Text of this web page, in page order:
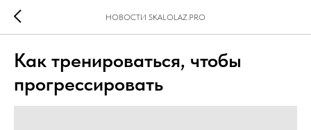
НОВОСТИ SKALOLAZ.PRO
Как тренироваться, чтобы
прогрессировать